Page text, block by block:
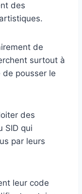
des
de
surtout à
de pousser le
des
SID qui
par leurs
leur code